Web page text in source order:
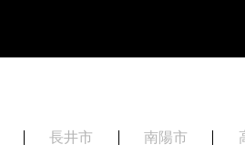
長井市 南陽市